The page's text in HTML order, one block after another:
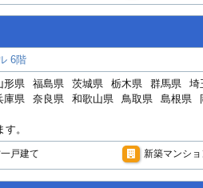
6階
形県 福島県 茨城県 栃木県 群馬県 埼
庫県 奈良県 和歌山県 鳥取県 島根県
。
戸建て 新築マンショ